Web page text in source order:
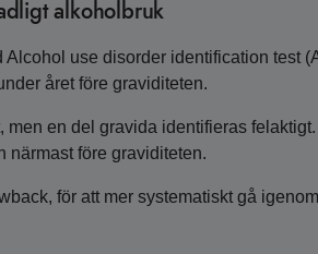
alkoholbruk
use disorder identification test
året före graviditeten.
en del gravida identifieras felaktigt.
närmast före graviditeten.
för att mer systematiskt gå igenom